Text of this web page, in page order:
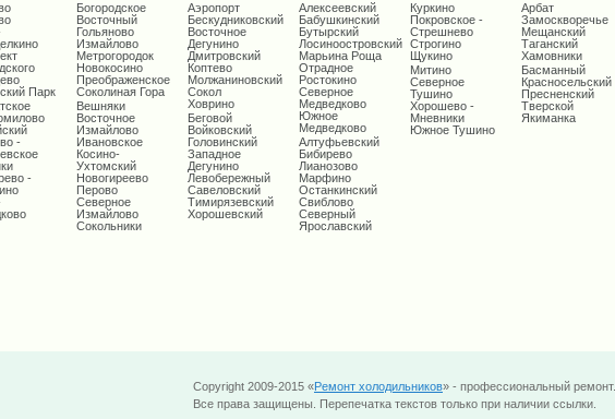
Парк
-
-
Богородское
Восточный
Гольяново
Измайлово
Метрогородок
Новокосино
Преображенское
Соколиная Гора
Вешняки
Восточное
Измайлово
Ивановское
Косино-
Ухтомский
Новогиреево
Перово
Северное
Измайлово
Сокольники
Аэропорт
Бескудниковский
Восточное
Дегунино
Дмитровский
Коптево
Молжаниновский
Сокол
Ховрино
Беговой
Войковский
Головинский
Западное
Дегунино
Левобережный
Савеловский
Тимирязевский
Хорошевский
Алексеевский
Бабушкинский
Бутырский
Лосиноостровский
Марьина Роща
Отрадное
Ростокино
Северное
Медведково
Южное
Медведково
Алтуфьевский
Бибирево
Лианозово
Марфино
Останкинский
Свиблово
Северный
Ярославский
Куркино
Покровское -
Стрешнево
Строгино
Щукино
Митино
Северное
Тушино
Хорошево -
Мневники
Южное Тушино
Арбат
Замоскворечье
Мещанский
Таганский
Хамовники
Басманный
Красносельский
Пресненский
Тверской
Якиманка
Copyright 2009-2015 «Ремонт холодильников» - профессиональный ремонт.
Все права защищены. Перепечатка текстов только при наличии ссылки.